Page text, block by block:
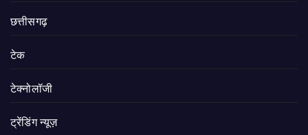
छत्तीसगढ़
टेक
टेक्नोलॉजी
ट्रेंडिंग न्यूज़